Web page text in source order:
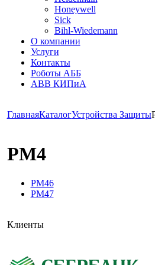
Honeywell
Sick
Bihl-Wiedemann
О компании
Услуги
Контакты
Роботы АББ
ABB КИПиА
ГлавнаяКаталогУстройства Защиты
PM4
PM46
PM47
Клиенты